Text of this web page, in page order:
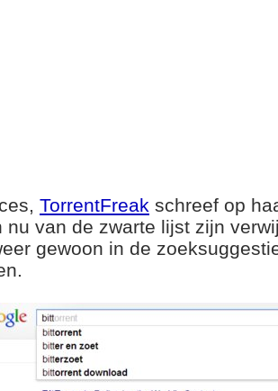
TorrentFreak schreef op
nu van de zwarte lijst zijn
gewoon in de